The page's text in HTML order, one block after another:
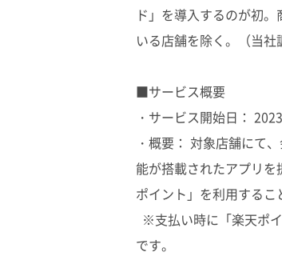
ド」を導入するのが初
いる店舗を除く。（当社
■サービス概要
・サービス開始日：
・概要： 対象店舗にて
能が搭載されたアプリ
ポイント」を利用するこ
※支払い時に「楽天ポ
です。